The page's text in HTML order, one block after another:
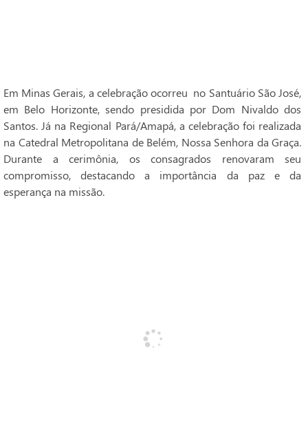
Em Minas Gerais, a celebração ocorreu no Santuário São José,
em Belo Horizonte, sendo presidida por Dom Nivaldo dos
Santos. Já na Regional Pará/Amapá, a celebração foi realizada
na Catedral Metropolitana de Belém, Nossa Senhora da Graça.
Durante a cerimônia, os consagrados renovaram seu
compromisso, destacando a importância da paz e da
esperança na missão.